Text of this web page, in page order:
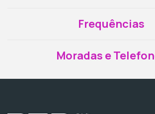
Frequências
Moradas e